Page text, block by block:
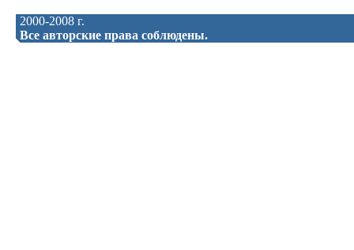
2000-2008 г.
Все авторские права соблюдены.